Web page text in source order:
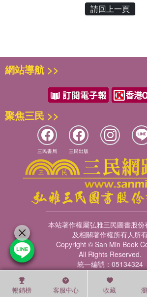
請回上一頁
暢銷榜 客服中心 收藏
網站導航 >>
聚焦三民 >>
三民書局 三民出版
本站著作權屬弘雅三民圖書股份
及相關著作權所有人所
Copyright © San Min Book
All Rights Reserved.
統一編號：05134324